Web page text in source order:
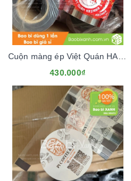
430.000₫